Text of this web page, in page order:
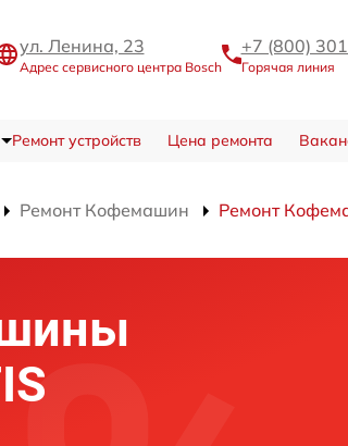
ул. Ленина, 23
Адрес сервисного центра Bosch
+7 (800)
Горячая линия
Ремонт устройств Цена ремонта
Ремонт Кофемашин Ремонт